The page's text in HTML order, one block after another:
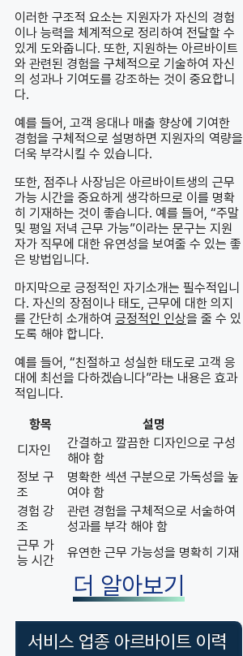
이러한 구조적 요소는 지원자가 자신의 경험
이나 능력을 체계적으로 정리하여 전달할 수
있게 도와줍니다. 또한, 지원하는 아르바이트
와 관련된 경험을 구체적으로 기술하여 자신
의 성과나 기여도를 강조하는 것이 중요합니
다.
예를 들어, 고객 응대나 매출 향상에 기여한
경험을 구체적으로 설명하면 지원자의 역량을
더욱 부각시킬 수 있습니다.
또한, 점주나 사장님은 아르바이트생의 근무
가능 시간을 중요하게 생각하므로 이를 명확
히 기재하는 것이 좋습니다. 예를 들어, “주말
및 평일 저녁 근무 가능”이라는 문구는 지원
자가 직무에 대한 유연성을 보여줄 수 있는 좋
은 방법입니다.
마지막으로 긍정적인 자기소개는 필수적입니
다. 자신의 장점이나 태도, 근무에 대한 의지
를 간단히 소개하여 긍정적인 인상을 줄 수 있
도록 해야 합니다.
예를 들어, “친절하고 성실한 태도로 고객 응
대에 최선을 다하겠습니다”라는 내용은 효과
적입니다.
항목
설명
디자인
간결하고 깔끔한 디자인으로 구성
해야 함
정보 구
조
명확한 섹션 구분으로 가독성을 높
여야 함
경험 강
조
관련 경험을 구체적으로 서술하여
성과를 부각 해야 함
근무 가
능 시간
유연한 근무 가능성을 명확히 기재
더 알아보기
서비스 업종 아르바이트 이력